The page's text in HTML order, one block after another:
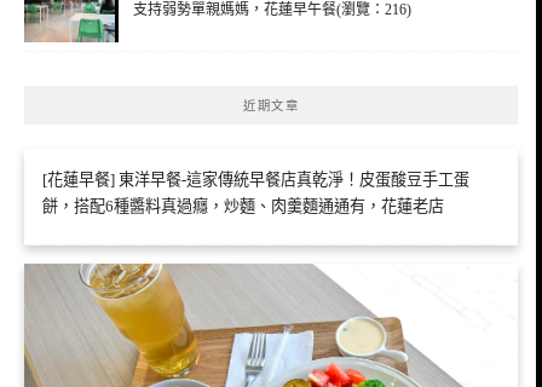
支持弱勢單親媽媽，花蓮早午餐(瀏覽：216)
近期文章
[花蓮早餐] 東洋早餐-這家傳統早餐店真乾淨！皮蛋酸豆手工蛋
餅，搭配6種醬料真過癮，炒麵、肉羹麵通通有，花蓮老店